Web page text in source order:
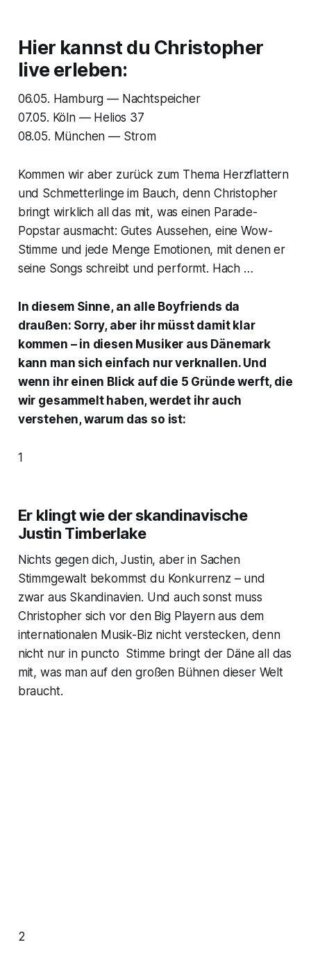
Hier kannst du Christopher
live erleben:
06.05. Hamburg — Nachtspeicher
07.05. Köln — Helios 37
08.05. München — Strom
Kommen wir aber zurück zum Thema Herzflattern
und Schmetterlinge im Bauch, denn Christopher
bringt wirklich all das mit, was einen Parade-
Popstar ausmacht: Gutes Aussehen, eine Wow-
Stimme und jede Menge Emotionen, mit denen er
seine Songs schreibt und performt. Hach …
In diesem Sinne, an alle Boyfriends da
draußen: Sorry, aber ihr müsst damit klar
kommen – in diesen Musiker aus Dänemark
kann man sich einfach nur verknallen. Und
wenn ihr einen Blick auf die 5 Gründe werft, die
wir gesammelt haben, werdet ihr auch
verstehen, warum das so ist:
1
Er klingt wie der skandinavische
Justin Timberlake
Nichts gegen dich, Justin, aber in Sachen
Stimmgewalt bekommst du Konkurrenz – und
zwar aus Skandinavien. Und auch sonst muss
Christopher sich vor den Big Playern aus dem
internationalen Musik-Biz nicht verstecken, denn
nicht nur in puncto Stimme bringt der Däne all das
mit, was man auf den großen Bühnen dieser Welt
braucht.
2